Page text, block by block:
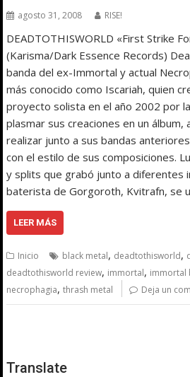
agosto 31, 2008 RISE!
DEADTOTHISWORLD «First Strike
(Karisma/Dark Essence Records)
banda del ex-Immortal y actual
más conocido como Iscariah, quien
proyecto solista en el año 2002 por
plasmar sus creaciones en un álbum,
realizar junto a sus bandas
con el estilo de sus composiciones.
y splits que grabó junto a diferentes
baterista de Gorgoroth, Kvitrafn, se
LEER MÁS
Inicio black metal, deadtothisworld,
deadtothisworld review, immortal, immortal
necrophagia,thrash metal Deja un
Translate